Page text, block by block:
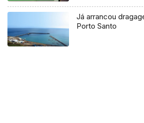
Já arrancou
Porto Santo